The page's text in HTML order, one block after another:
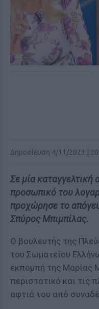
Δημοσίευση 4/11/2023 |
Σε μία καταγγελτική
προσωπικό του
προχώρησε το
Σπύρος Μπιμπίλας.
Ο βουλευτής της
του Σωματείου
εκπομπή της Μαρίας
περιστατικό και τις
αφτιά του από